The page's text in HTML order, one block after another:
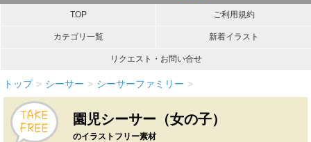
TOP ご利用規約
カテゴリ一覧 新着イラスト
リクエスト・お問い合せ
トップ > シーサー > シーサーファミリー >
園児シーサー（女の子）
のイラストフリー素材